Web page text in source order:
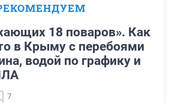
18 поваров». Как
в Крыму с перебоями
водой по графику и
7